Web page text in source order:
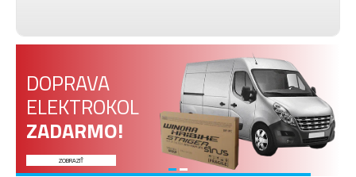
DOPRAVA
ELEKTROKOL
ZADARMO!
ZOBRAZIŤ